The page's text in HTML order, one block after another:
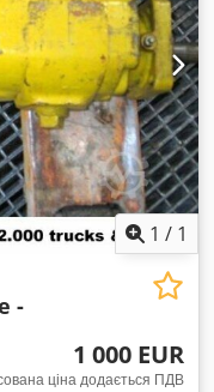
1 / 1
-
1 000 EUR
ціна додається ПДВ